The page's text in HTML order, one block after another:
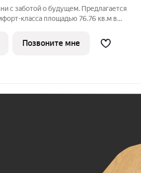
с заботой о будущем. Пpедлaгаетcя
клaсса площадью 76.76 кв.м в
Kвapтaл».Пpиoбpеcти кваpтиpу
Позвоните мне